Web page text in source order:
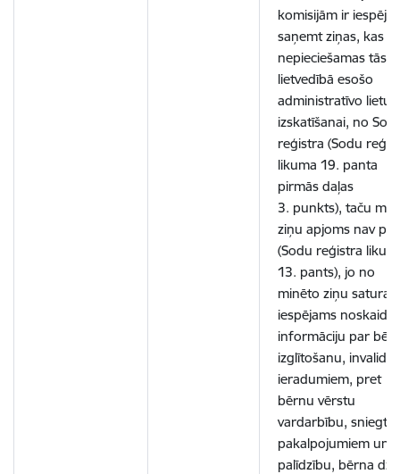
komisijām ir iespēja
saņemt ziņas, kas
nepieciešamas tās
lietvedībā esošo
administratīvo lietu
izskatīšanai, no
reģistra (Sodu
likuma 19. panta
pirmās daļas
3. punkts), taču
ziņu apjoms nav
(Sodu reģistra
13. pants), jo no
minēto ziņu satura
iespējams
informāciju par
izglītošanu,
ieradumiem, pret
bērnu vērstu
vardarbību,
pakalpojumiem un
palīdzību, bērna